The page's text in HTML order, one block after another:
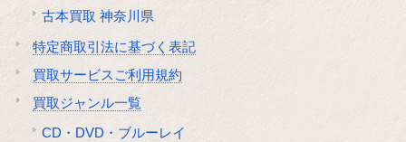
古本買取 神奈川県
特定商取引法に基づく表記
買取サービスご利用規約
買取ジャンル一覧
CD・DVD・ブルーレイ